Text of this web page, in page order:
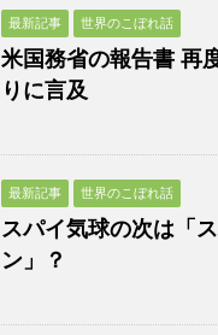
最新記事 世界のこぼれ話
米国務省の報告書 再
りに言及
最新記事 世界のこぼれ話
スパイ気球の次は「
ン」？